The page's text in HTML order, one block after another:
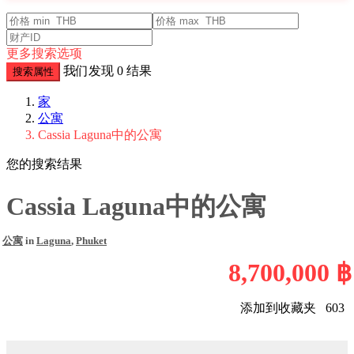
更多搜索选项
搜索属性 我们发现 0 结果
家
公寓
Cassia Laguna中的公寓
您的搜索结果
Cassia Laguna中的公寓
公寓 in Laguna, Phuket
8,700,000 ฿
添加到收藏夹 603